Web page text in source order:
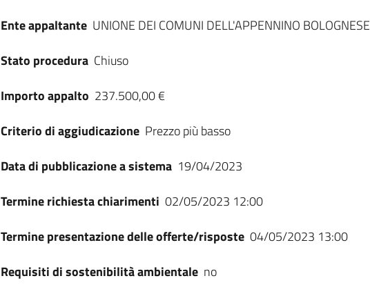
Ente appaltante UNIONE DEI COMUNI DELL'APPENNINO BOLOGNESE
Stato procedura Chiuso
Importo appalto 237.500,00 €
Criterio di aggiudicazione Prezzo più basso
Data di pubblicazione a sistema 19/04/2023
Termine richiesta chiarimenti 02/05/2023 12:00
Termine presentazione delle offerte/risposte 04/05/2023 13:00
Requisiti di sostenibilità ambientale no